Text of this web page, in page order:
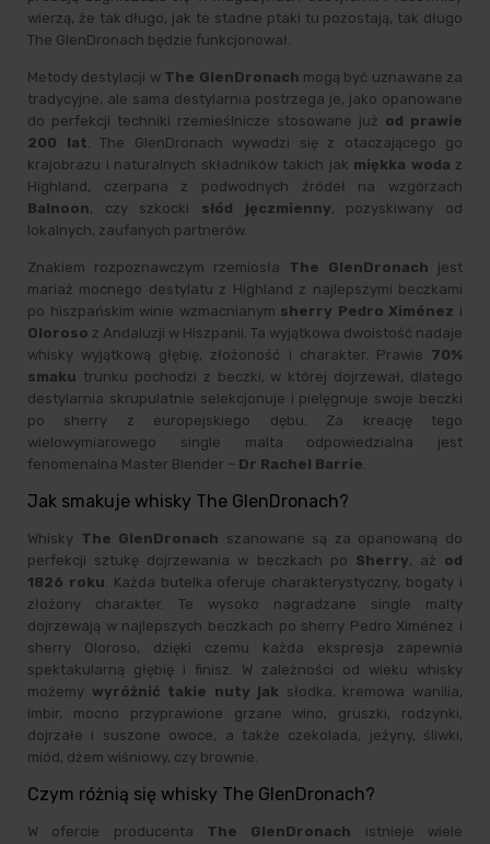
wierzą, że tak długo, jak te stadne ptaki tu pozostają, tak długo
The GlenDronach będzie funkcjonował.
Metody destylacji w The GlenDronach mogą być uznawane za
tradycyjne, ale sama destylarnia postrzega je, jako opanowane
do perfekcji techniki rzemieślnicze stosowane już od prawie
200 lat. The GlenDronach wywodzi się z otaczającego go
krajobrazu i naturalnych składników takich jak miękka woda z
Highland, czerpana z podwodnych źródeł na wzgórzach
Balnoon, czy szkocki słód jęczmienny, pozyskiwany od
lokalnych, zaufanych partnerów.
Znakiem rozpoznawczym rzemiosła The GlenDronach jest
mariaż mocnego destylatu z Highland z najlepszymi beczkami
po hiszpańskim winie wzmacnianym sherry Pedro Ximénez i
Oloroso z Andaluzji w Hiszpanii. Ta wyjątkowa dwoistość nadaje
whisky wyjątkową głębię, złożoność i charakter. Prawie 70%
smaku trunku pochodzi z beczki, w której dojrzewał, dlatego
destylarnia skrupulatnie selekcjonuje i pielęgnuje swoje beczki
po sherry z europejskiego dębu. Za kreację tego
wielowymiarowego single malta odpowiedzialna jest
fenomenalna Master Blender – Dr Rachel Barrie.
Jak smakuje whisky The GlenDronach?
Whisky The GlenDronach szanowane są za opanowaną do
perfekcji sztukę dojrzewania w beczkach po Sherry, aż od
1826 roku. Każda butelka oferuje charakterystyczny, bogaty i
złożony charakter. Te wysoko nagradzane single malty
dojrzewają w najlepszych beczkach po sherry Pedro Ximénez i
sherry Oloroso, dzięki czemu każda ekspresja zapewnia
spektakularną głębię i finisz. W zależności od wieku whisky
możemy wyróżnić takie nuty jak słodka, kremowa wanilia,
imbir, mocno przyprawione grzane wino, gruszki, rodzynki,
dojrzałe i suszone owoce, a także czekolada, jeżyny, śliwki,
miód, dżem wiśniowy, czy brownie.
Czym różnią się whisky The GlenDronach?
W ofercie producenta The GlenDronach istnieje wiele